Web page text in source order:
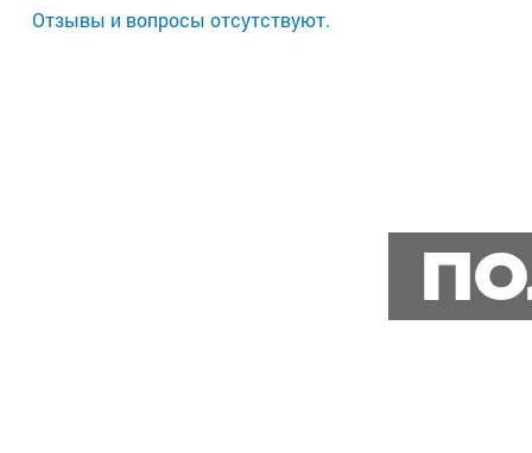
Отзывы и вопросы отсутствуют.